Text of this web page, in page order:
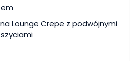
Lounge Crepe z podwójnymi